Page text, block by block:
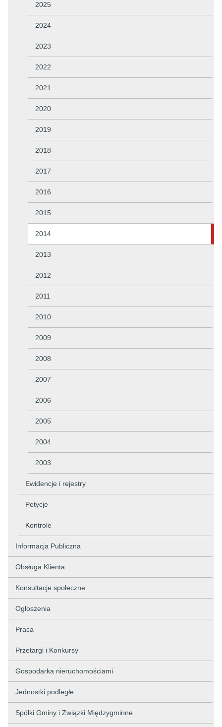
2025
2024
2023
2022
2021
2020
2019
2018
2017
2016
2015
2014
2013
2012
2011
2010
2009
2008
2007
2006
2005
2004
2003
Ewidencje i rejestry
Petycje
Kontrole
Informacja Publiczna
Obsługa Klienta
Konsultacje społeczne
Ogłoszenia
Praca
Przetargi i Konkursy
Gospodarka nieruchomościami
Jednostki podległe
Spółki Gminy i Związki Międzygminne